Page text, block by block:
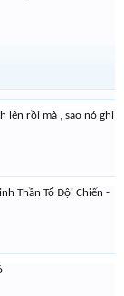
lên rồi mà , sao nó ghi
Thần Tổ Đội Chiến -